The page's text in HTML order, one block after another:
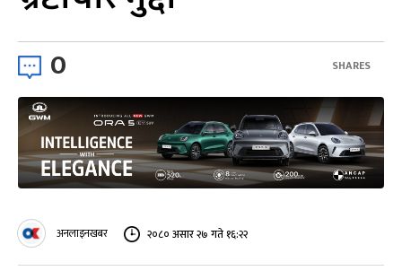
0 SHARES
अनलाइनखबर २०८० असार २७ गते १६:२२